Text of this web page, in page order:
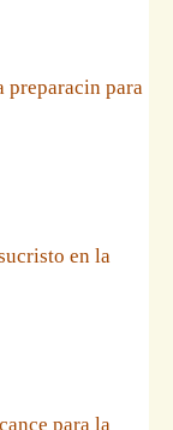
preparacin para
en la
para la